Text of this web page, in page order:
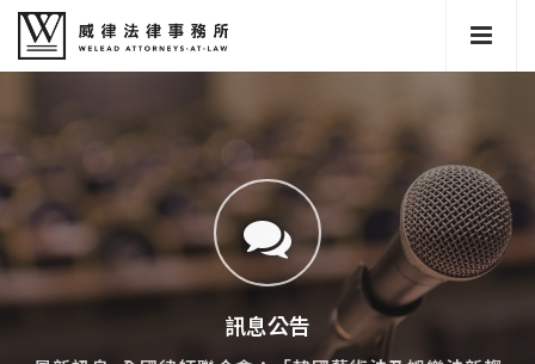
訊息公告